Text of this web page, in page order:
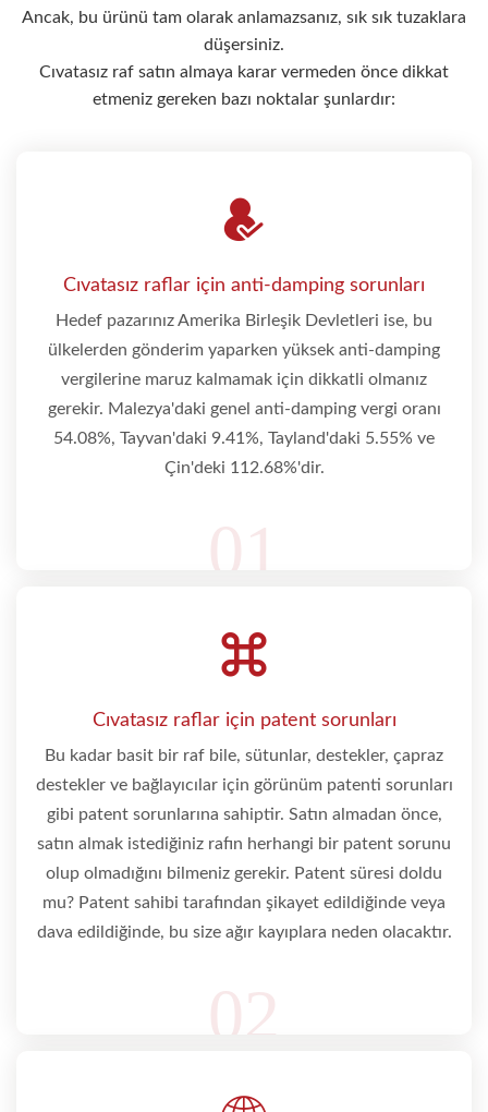
Ancak, bu ürünü tam olarak anlamazsanız, sık sık tuzaklara
düşersiniz.
Cıvatasız raf satın almaya karar vermeden önce dikkat
etmeniz gereken bazı noktalar şunlardır:
Cıvatasız raflar için anti-damping sorunları
Hedef pazarınız Amerika Birleşik Devletleri ise, bu
ülkelerden gönderim yaparken yüksek anti-damping
vergilerine maruz kalmamak için dikkatli olmanız
gerekir. Malezya'daki genel anti-damping vergi oranı
54.08%, Tayvan'daki 9.41%, Tayland'daki 5.55% ve
Çin'deki 112.68%'dir.
01
Cıvatasız raflar için patent sorunları
Bu kadar basit bir raf bile, sütunlar, destekler, çapraz
destekler ve bağlayıcılar için görünüm patenti sorunları
gibi patent sorunlarına sahiptir. Satın almadan önce,
satın almak istediğiniz rafın herhangi bir patent sorunu
olup olmadığını bilmeniz gerekir. Patent süresi doldu
mu? Patent sahibi tarafından şikayet edildiğinde veya
dava edildiğinde, bu size ağır kayıplara neden olacaktır.
02